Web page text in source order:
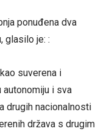
ponuđena dva
glasilo je: :
suverena i
autonomiju i sva
drugih nacionalnosti
država s drugim